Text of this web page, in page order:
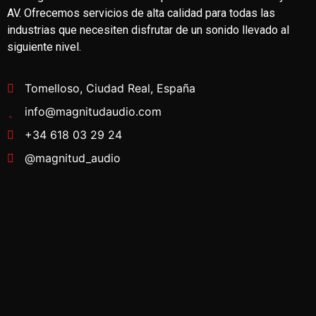
AV. Ofrecemos servicios de alta calidad para todas las
industrias que necesiten disfrutar de un sonido llevado al
siguiente nivel.
Tomelloso, Ciudad Real, España
info@magnitudaudio.com
+34 618 03 29 24
@magnitud_audio